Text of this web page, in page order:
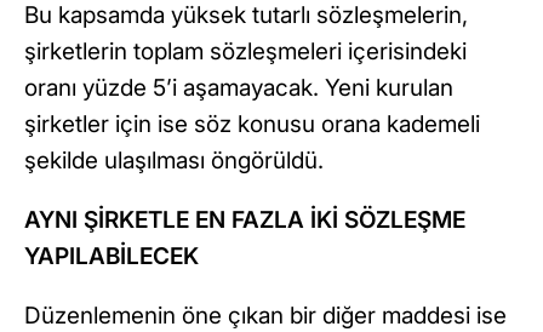
Bu kapsamda yüksek tutarlı sözleşmelerin,
şirketlerin toplam sözleşmeleri içerisindeki
oranı yüzde 5’i aşamayacak. Yeni kurulan
şirketler için ise söz konusu orana kademeli
şekilde ulaşılması öngörüldü.
AYNI ŞİRKETLE EN FAZLA İKİ SÖZLEŞME
YAPILABİLECEK
Düzenlemenin öne çıkan bir diğer maddesi ise